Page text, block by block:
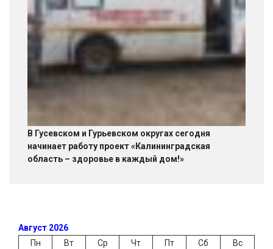
В Гусевском и Гурьевском округах сегодня
начинает работу проект «Калининградская
область – здоровье в каждый дом!»
Август 2026
Пн
Вт Ср Чт Пт Сб Вс